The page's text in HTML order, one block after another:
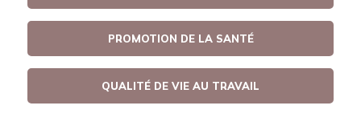
PROMOTION DE LA SANTÉ
QUALITÉ DE VIE AU TRAVAIL